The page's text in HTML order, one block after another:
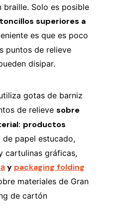
Solo es posible
superiores a
es que es poco
puntos de relieve
disipar.
gotas de barniz
de relieve sobre
productos
de papel estucado,
cartulinas gráficas,
y packaging folding
materiales de Gran
de cartón